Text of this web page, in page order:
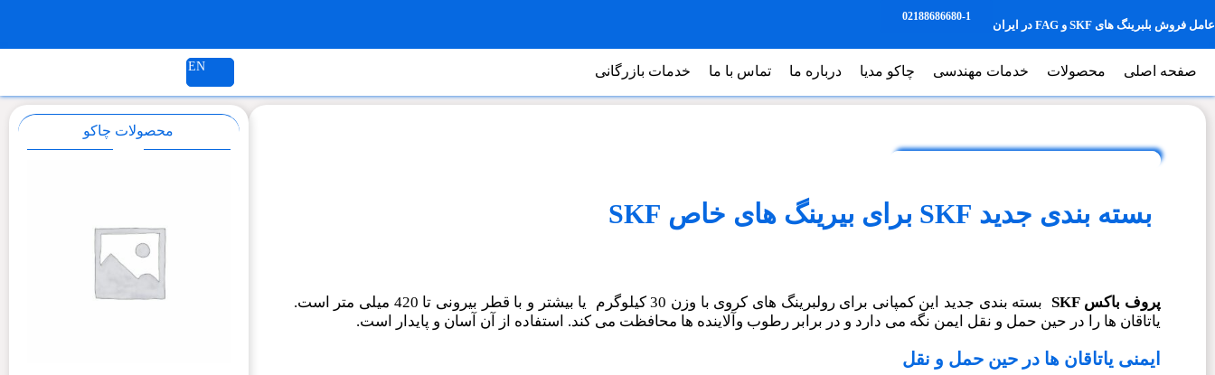
عامل فروش بلبرینگ های SKF و FAG در ایران
02188686680-1
صفحه اصلی محصولات خدمات مهندسی چاکو مدیا درباره ما تماس با ما خدمات بازرگانی EN
بسته بندی جدید SKF برای بیرینگ های خاص SKF
پروف باکس SKF
بسته بندی جدید این کمپانی برای رولبرینگ های کروی با وزن 30 کیلوگرم یا بیشتر و با قطر بیرونی تا 420 میلی متر است.
یاتاقان ها را در حین حمل و نقل ایمن نگه می دارد و در برابر رطوب وآلاینده ها محافظت می کند. استفاده از آن آسان و پایدار است.
ایمنی یاتاقان ها در حین حمل و نقل
محصولات چاکو